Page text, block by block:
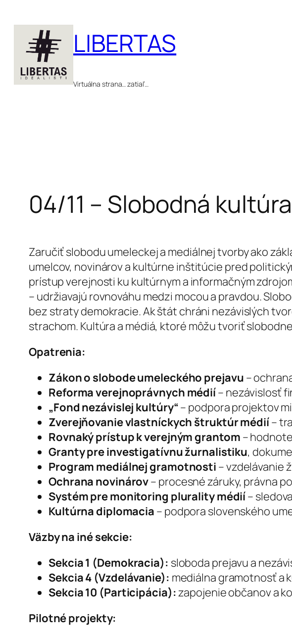
na
obsah
LIBERTAS
Virtuálna strana… zatiaľ…
04/11 – Slobodná
Zaručiť slobodu umeleckej a mediálnej tvorby ako
umelcov, novinárov a kultúrne inštitúcie pred
prístup verejnosti ku kultúrnym a informačným
– udržiavajú rovnováhu medzi mocou a pravdou.
bez straty demokracie. Ak štát chráni nezávislých
strachom. Kultúra a médiá, ktoré môžu tvoriť
Opatrenia:
Zákon o slobode umeleckého prejavu –
Reforma verejnoprávnych médií– nezávislosť
„Fond nezávislej kultúry“– podpora projektov
Zverejňovanie vlastníckych štruktúr médií–
Rovnaký prístup k verejným grantom –
Granty pre investigatívnu žurnalistiku,
Program mediálnej gramotnosti – vzdelávanie
Ochrana novinárov– procesné záruky, právna
Systém pre monitoring plurality médií–
Kultúrna diplomacia – podpora slovenského
Väzby na iné sekcie:
Sekcia 1 (Demokracia): sloboda prejavu a
Sekcia 4 (Vzdelávanie): mediálna gramotnosť a
Sekcia 10 (Participácia):zapojenie občanov a
Pilotné projekty: